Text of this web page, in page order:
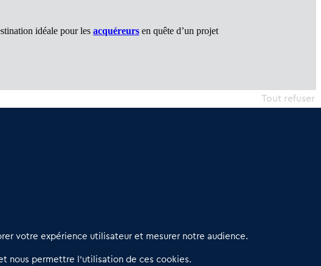
idéale pour les acquéreurs en quête d’un projet
votre expérience utilisateur et mesurer notre audience.
nous permettre l’utilisation de ces cookies.
Tout refuser